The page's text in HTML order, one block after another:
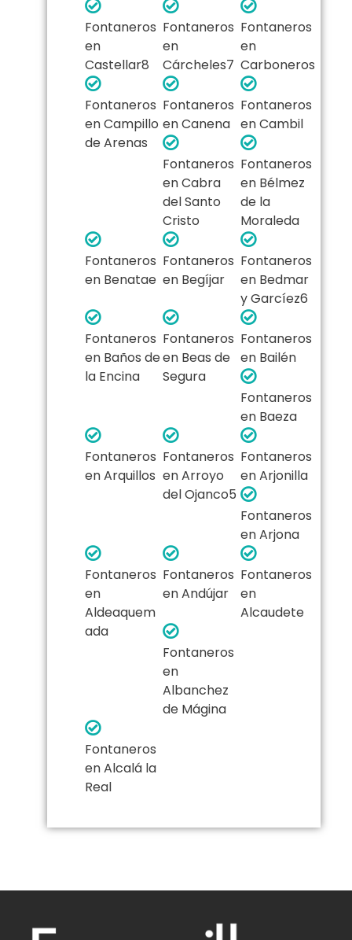
Fontaneros
en
Castellar8​
Fontaneros
en
Cárcheles7​
Fontaneros
en
Carboneros
Fontaneros
en Campillo
de Arenas
Fontaneros
en Canena
Fontaneros
en Cambil
Fontaneros
en Cabra
del Santo
Cristo
Fontaneros
en Bélmez
de la
Moraleda
Fontaneros
en Benatae
Fontaneros
en Begíjar
Fontaneros
en Bedmar
y Garcíez6​
Fontaneros
en Baños de
la Encina
Fontaneros
en Beas de
Segura
Fontaneros
en Bailén
Fontaneros
en Baeza
Fontaneros
en Arquillos
Fontaneros
en Arroyo
del Ojanco5​
Fontaneros
en Arjonilla
Fontaneros
en Arjona
Fontaneros
en
Aldeaquem
ada
Fontaneros
en Andújar
Fontaneros
en
Alcaudete
Fontaneros
en
Albanchez
de Mágina
Fontaneros
en Alcalá la
Real